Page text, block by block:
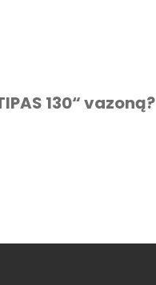
130“ vazoną?